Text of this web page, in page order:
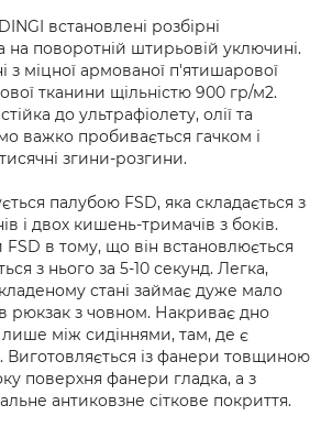
встановлені розбірні
на поворотній штирьовій уключині.
з міцної армованої п'ятишарової
тканини щільністю 900 гр/м2.
до ультрафіолету, олії та
важко пробивається гачком і
згини-розгини.
палубою FSD, яка складається з
і двох кишень-тримачів з боків.
в тому, що він встановлюється
з нього за 5-10 секунд. Легка,
стані займає дуже мало
в рюкзак з човном. Накриває дно
між сидіннями, там, де є
Виготовляється із фанери товщиною
поверхня фанери гладка, а з
антиковзне сіткове покриття.